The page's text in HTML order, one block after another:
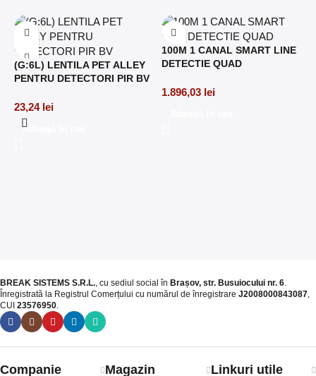
(G:6L) LENTILA PET ALLEY
PENTRU DETECTORI PIR BV
23,24 lei
Adaugă în coș
100M 1 CANAL SMART LINE
DETECTIE QUAD
1.896,03 lei
BREAK SISTEMS S.R.L., cu sediul social în Brașov, str. Busuiocului nr. 6.
Înregistrată la Registrul Comerțului cu numărul de înregistrare J2008000843087,
CUI 23576950.​
Companie Magazin Linkuri utile